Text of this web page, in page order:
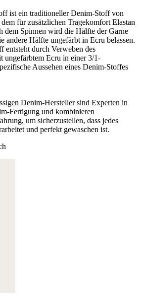
ist ein traditioneller Denim-Stoff von
für zusätzlichen Tragekomfort Elastan
dem Spinnen wird die Hälfte der Garne
andere Hälfte ungefärbt in Ecru belassen.
entsteht durch Verweben des
ungefärbtem Ecru in einer 3/1-
Aussehen eines Denim-Stoffes
Denim-Hersteller sind Experten in
Fertigung und kombinieren
um sicherzustellen, dass jedes
und perfekt gewaschen ist.